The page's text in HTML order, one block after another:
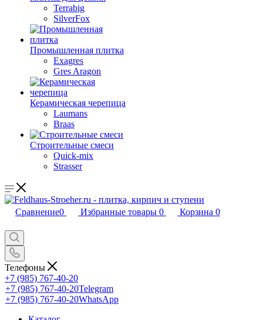
Terrabig
SilverFox
Промышленная плитка
Exagres
Gres Aragon
Керамическая черепица
Laumans
Braas
Строительные смеси
Quick-mix
Strasser
Сравнение0 Избранные товары 0 Корзина 0
Телефоны
+7 (985) 767-40-20
+7 (985) 767-40-20Telegram
+7 (985) 767-40-20WhatsApp